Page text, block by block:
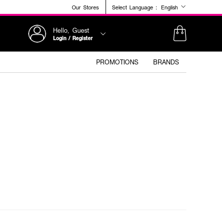
Our Stores Select Language : English
Hello, Guest
Login / Register
PROMOTIONS BRANDS